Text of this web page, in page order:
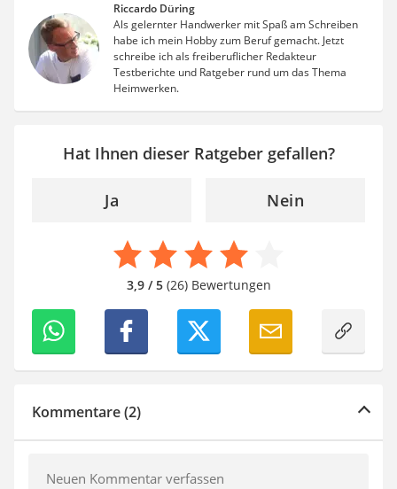
Riccardo Düring
Als gelernter Handwerker mit Spaß am Schreiben
habe ich mein Hobby zum Beruf gemacht. Jetzt
schreibe ich als freiberuflicher Redakteur
Testberichte und Ratgeber rund um das Thema
Heimwerken.
Hat Ihnen dieser Ratgeber gefallen?
Ja Nein
3,9 / 5(26) Bewertungen
Kommentare (2)
Neuen Kommentar verfassen